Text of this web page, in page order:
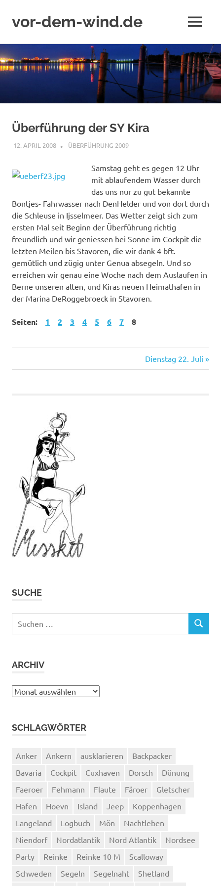
Zum
Inhalt
springen
vor-dem-wind.de MENÜ
Überführung der SY Kira
12. APRIL 2008 ADMIN
ÜBERFÜHRUNG 2009
Samstag geht es gegen 12 Uhr
mit ablaufendem Wasser durch
das uns nur zu gut bekannte
Bontjes- Fahrwasser nach DenHelder und von dort durch
die Schleuse in Ijsselmeer. Das Wetter zeigt sich zum
ersten Mal seit Beginn der Überführung richtig
freundlich und wir geniessen bei Sonne im Cockpit die
letzten Meilen bis Stavoren, die wir dank 4 bft.
gemütlich und zügig unter Genua absegeln. Und so
erreichen wir genau eine Woche nach dem Auslaufen in
Berne unseren alten, und Kiras neuen Heimathafen in
der Marina DeRoggebroeck in Stavoren.
Seiten: 1 2 3 4 5 6 7 8
Nächster
Beitrag:
Dienstag 22. Juli
SUCHE
nach:
SUCHEN
ARCHIV
Archiv
SCHLAGWÖRTER
Anker Ankern ausklarieren
Backpacker
Bavaria
Cockpit Cuxhaven Dorsch
Dünung
Faeroer
Fehmann Flaute Färoer
Gletscher
Hafen
Hoevn Island Jeep
Koppenhagen
Langeland
Logbuch Mön
Nachtleben
Niendorf
Nordatlantik Nord Atlantik
Nordsee
Party
Reinke Reinke 10 M
Scalloway
Schweden
Segeln Segelnaht
Shetland